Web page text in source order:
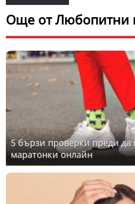
Още от Любопитни
5 бързи проверки преди да
маратонки онлайн